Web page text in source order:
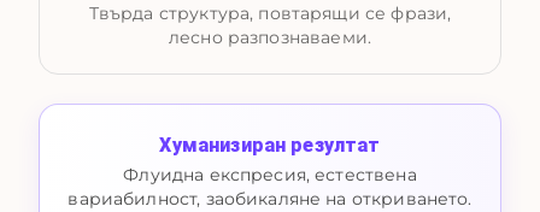
Твърда структура, повтарящи се фрази,
лесно разпознаваеми.
Хуманизиран резултат
Флуидна експресия, естествена
вариабилност, заобикаляне на откриването.